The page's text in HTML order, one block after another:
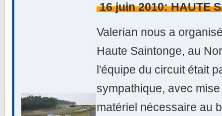
16 juin 2010: HAUTE
Valerian nous a
Haute Saintonge, au
l'équipe du circuit était
sympathique, avec
matériel nécessaire au